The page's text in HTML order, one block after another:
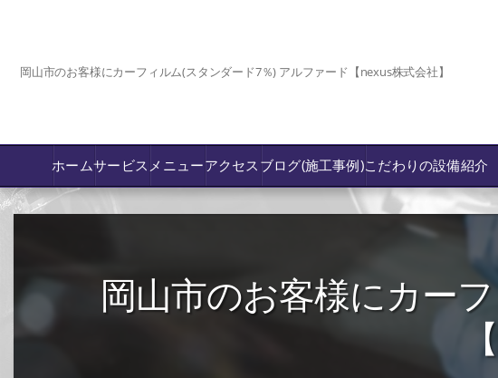
岡山市のお客様にカーフィルム(スタンダード7％) アルファード【nexus株式会社】
ホームサービス メニュー
フロントガラス飛び石傷/補修修理か交換/費用や保険修
アクセス ブログ(施工事例)こだわりの設備紹介
岡山市のお客様にカー